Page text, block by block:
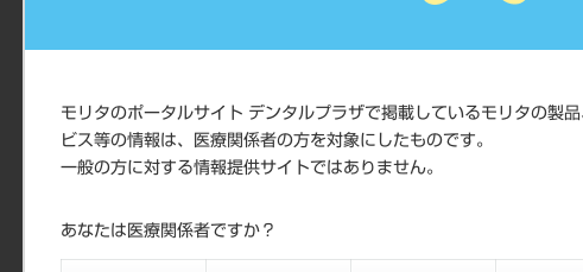
モリタのポータルサイト デンタルプラザで掲載しているモリタの製
ビス等の情報は、医療関係者の方を対象にしたものです。
一般の方に対する情報提供サイトではありません。
あなたは医療関係者ですか？
価格
ネ
い。
メーカー
ジ